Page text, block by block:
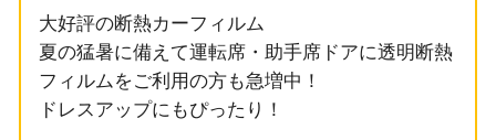
大好評の断熱カーフィルム
夏の猛暑に備えて運転席・助手席ドアに透明断熱
フィルムをご利用の方も急増中！
ドレスアップにもぴったり！